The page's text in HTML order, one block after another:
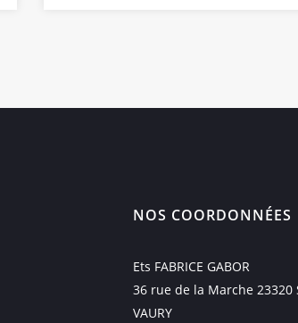
NOS COORDONNÉES
Ets FABRICE GABOR
36 rue de la Marche 23320
VAURY